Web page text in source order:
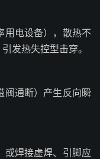
用电设备），散热不
发热失控型击穿。
阀通断）产生反向瞬
或焊接虚焊、引脚应